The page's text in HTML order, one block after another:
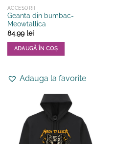
ACCESORII
Geanta din bumbac-
Meowtallica
84.99 lei
ADAUGĂ ÎN COȘ
Adauga la favorite